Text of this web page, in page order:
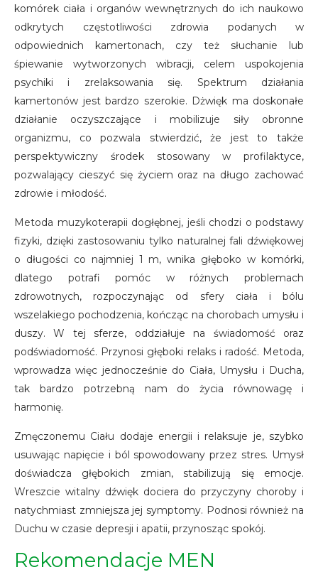
komórek ciała i organów wewnętrznych do ich naukowo
odkrytych częstotliwości zdrowia podanych w
odpowiednich kamertonach, czy też słuchanie lub
śpiewanie wytworzonych wibracji, celem uspokojenia
psychiki i zrelaksowania się. Spektrum działania
kamertonów jest bardzo szerokie. Dżwięk ma doskonałe
działanie oczyszczające i mobilizuje siły obronne
organizmu, co pozwala stwierdzić, że jest to także
perspektywiczny środek stosowany w profilaktyce,
pozwalający cieszyć się życiem oraz na długo zachować
zdrowie i młodość.
Metoda muzykoterapii dogłębnej, jeśli chodzi o podstawy
fizyki, dzięki zastosowaniu tylko naturalnej fali dźwiękowej
o długości co najmniej 1 m, wnika głęboko w komórki,
dlatego potrafi pomóc w różnych problemach
zdrowotnych, rozpoczynając od sfery ciała i bólu
wszelakiego pochodzenia, kończąc na chorobach umysłu i
duszy. W tej sferze, oddziałuje na świadomość oraz
podświadomość. Przynosi głęboki relaks i radość. Metoda,
wprowadza więc jednocześnie do Ciała, Umysłu i Ducha,
tak bardzo potrzebną nam do życia równowagę i
harmonię.
Zmęczonemu Ciału dodaje energii i relaksuje je, szybko
usuwając napięcie i ból spowodowany przez stres. Umysł
doświadcza głębokich zmian, stabilizują się emocje.
Wreszcie witalny dźwięk dociera do przyczyny choroby i
natychmiast zmniejsza jej symptomy. Podnosi również na
Duchu w czasie depresji i apatii, przynosząc spokój.
Rekomendacje MEN